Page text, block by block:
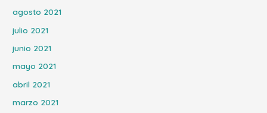
agosto 2021
julio 2021
junio 2021
mayo 2021
abril 2021
marzo 2021